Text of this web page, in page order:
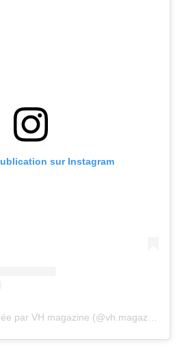
sur Instagram